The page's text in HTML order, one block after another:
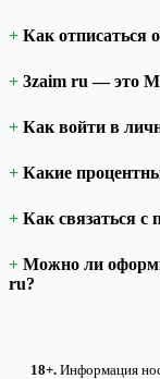
Как отписаться
3zaim ru — это
Как войти в
Какие
Как связаться с
Можно ли
ru?
18+. Информация